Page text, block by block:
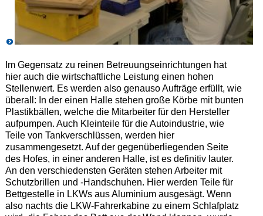
Im Gegensatz zu reinen Betreuungseinrichtungen hat
hier auch die wirtschaftliche Leistung einen hohen
Stellenwert. Es werden also genauso Aufträge erfüllt, wie
überall: In der einen Halle stehen große Körbe mit bunten
Plastikbällen, welche die Mitarbeiter für den Hersteller
aufpumpen. Auch Kleinteile für die Autoindustrie, wie
Teile von Tankverschlüssen, werden hier
zusammengesetzt. Auf der gegenüberliegenden Seite
des Hofes, in einer anderen Halle, ist es definitiv lauter.
An den verschiedensten Geräten stehen Arbeiter mit
Schutzbrillen und -Handschuhen. Hier werden Teile für
Bettgestelle in LKWs aus Aluminium ausgesägt. Wenn
also nachts die LKW-Fahrerkabine zu einem Schlafplatz